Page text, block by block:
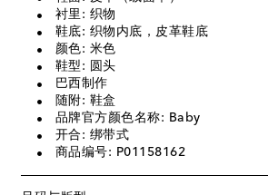
衬里: 织物
鞋底: 织物内底，皮革鞋底
颜色: 米色
鞋型: 圆头
巴西制作
随附: 鞋盒
品牌官方颜色名称: Baby
开合: 绑带式
商品编号: P01158162